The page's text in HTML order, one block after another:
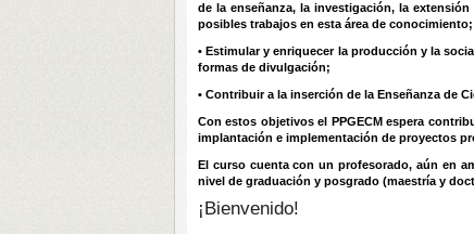
de la enseñanza, la investigación, la
posibles trabajos en esta área de conocimiento;
• Estimular y enriquecer la producción y la
formas de divulgación;
• Contribuir a la inserción de la Enseñanza de
Con estos objetivos el PPGECM espera
implantación e implementación de proyectos
El curso cuenta con un profesorado, aún en
nivel de graduación y posgrado (maestría y
¡Bienvenido!